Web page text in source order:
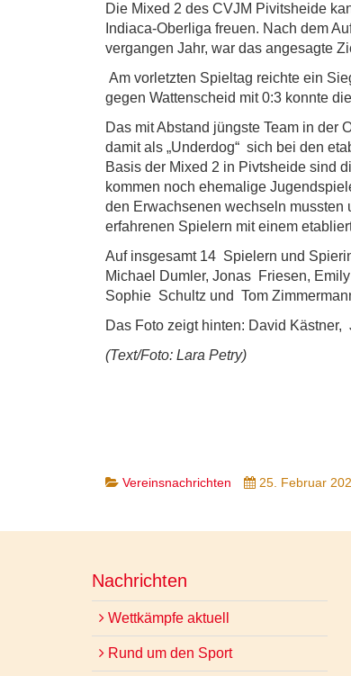
Die Mixed 2 des CVJM Pivitsheide
Indiaca-Oberliga freuen. Nach dem
vergangen Jahr, war das angesagte
Am vorletzten Spieltag reichte ein
gegen Wattenscheid mit 0:3 konnte
Das mit Abstand jüngste Team in der
damit als „Underdog“ sich bei den
Basis der Mixed 2 in Pivtsheide sind
kommen noch ehemalige
den Erwachsenen wechseln
erfahrenen Spielern mit einem
Auf insgesamt 14 Spielern und
Michael Dumler, Jonas Friesen,
Sophie Schultz und Tom
Das Foto zeigt hinten: David
(Text/Foto: Lara Petry)
Vereinsnachrichten 25. Februar
Nachrichten
Wettkämpfe aktuell
Rund um den Sport